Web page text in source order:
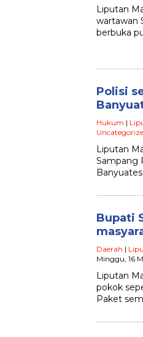
Liputan
wartawan
berbuka
Polisi
Hukum |
Liputan
Sampang
Bupati
Daerah |
Minggu, 16
Liputan
pokok
Paket